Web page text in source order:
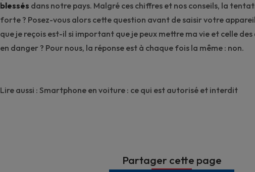
blessés dans notre pays. Malgré ces chiffres et nos conseils, la
forte ? Posez-vous alors cette question avant de saisir votre appareil
que je reçois est-il si important que je peux mettre ma vie et celle
en danger ? Pour nous, la réponse est à chaque fois la même : non.
Lire aussi : Smartphone en voiture : ce qui est autorisé et interdit
Partager cette page